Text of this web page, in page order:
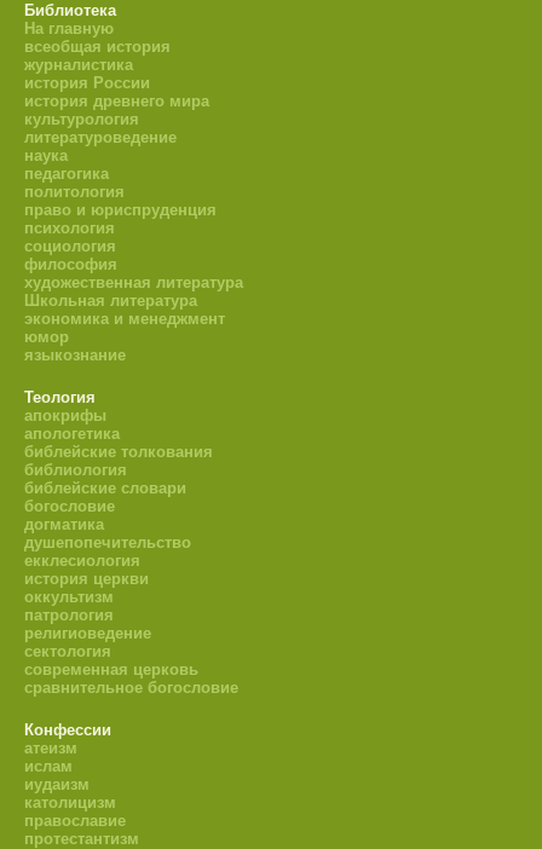
Библиотека
На главную
всеобщая история
журналистика
история России
история древнего мира
культурология
литературоведение
наука
педагогика
политология
право и юриспруденция
психология
социология
философия
художественная литература
Школьная литература
экономика и менеджмент
юмор
языкознание
Теология
апокрифы
апологетика
библейские толкования
библиология
библейские словари
богословие
догматика
душепопечительство
екклесиология
история церкви
оккультизм
патрология
религиоведение
сектология
современная церковь
сравнительное богословие
Конфессии
атеизм
ислам
иудаизм
католицизм
православие
протестантизм